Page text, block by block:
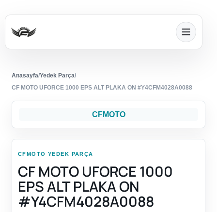
Anasayfa/Yedek Parça/
CF MOTO UFORCE 1000 EPS ALT PLAKA ON #Y4CFM4028A0088
CFMOTO
CFMOTO YEDEK PARÇA
CF MOTO UFORCE 1000
EPS ALT PLAKA ON
#Y4CFM4028A0088